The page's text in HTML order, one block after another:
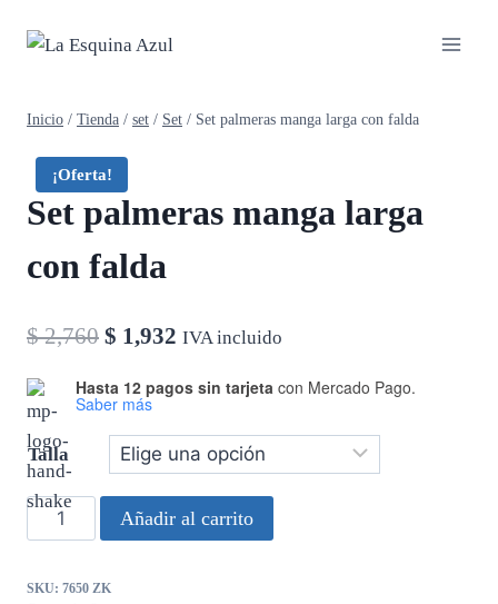
Inicio / Tienda / set / Set / Set palmeras manga larga con falda
¡Oferta!
Set palmeras manga larga
con falda
$2,760 El
original
era:
$ 1,932 El
es:
IVA incluido
Hasta 12 pagos sin tarjeta con Mercado Pago.
Saber más
Talla
Set
palmeras
Añadir al carrito
SKU: 7650 ZK